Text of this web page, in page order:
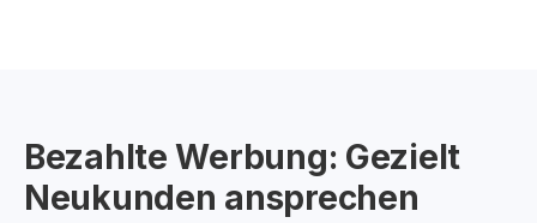
Bezahlte Werbung: Gezielt
Neukunden ansprechen